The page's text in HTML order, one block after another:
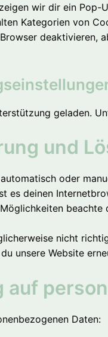
wir dir ein
Kategorien von
geladen.
und
oder
es deinen
beachte
nicht
unsere Website
auf
Daten: